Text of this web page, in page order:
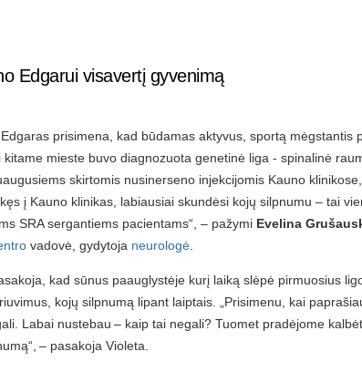
Edgarui visavertį gyvenimą
prisimena, kad būdamas aktyvus, sportą mėgstantis
kitame mieste buvo diagnozuota genetinė liga - spinalinė
skirtomis nusinerseno injekcijomis Kauno
į Kauno klinikas, labiausiai skundėsi kojų silpnumu – tai
SRA sergantiems pacientams“, – pažymi Evelina
vadovė, gydytoja neurologė
kad sūnus paauglystėje kurį laiką slėpė pirmuosius
kojų silpnumą lipant laiptais. „Prisimenu, kai
Labai nustebau – kaip tai negali? Tuomet pradėjome
– pasakoja Violeta.